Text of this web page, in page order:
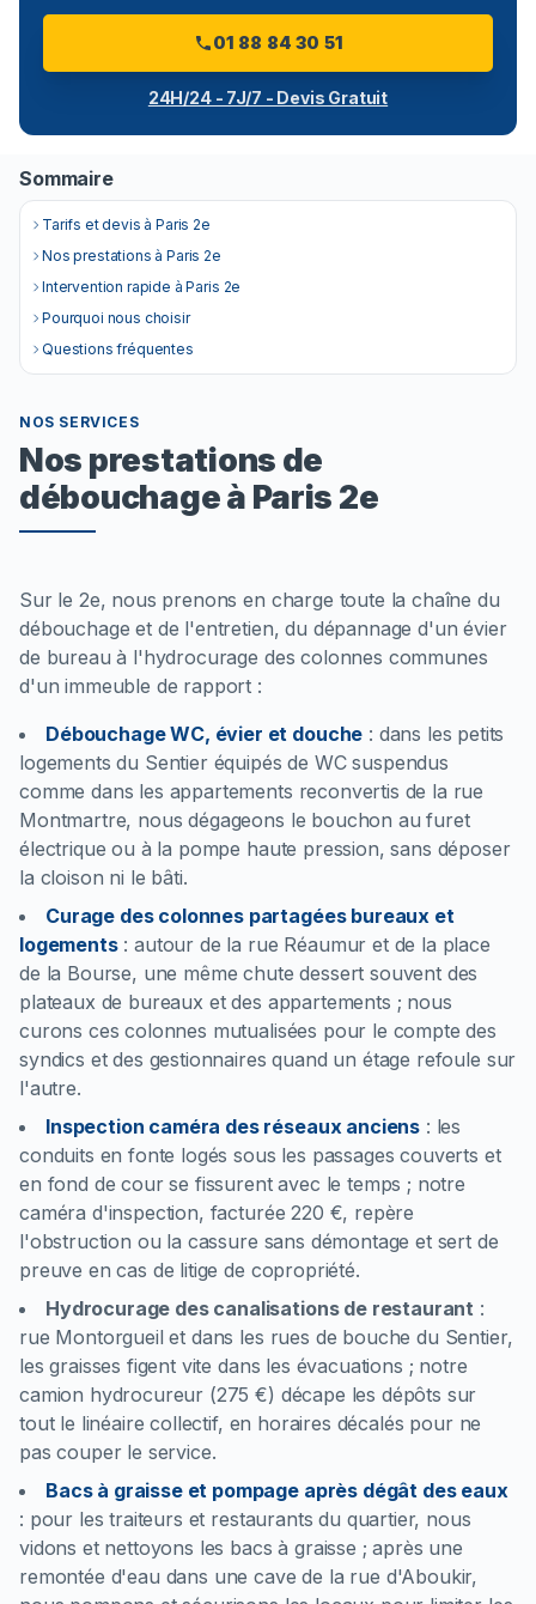
01 88 84 30 51
24H/24 - 7J/7 - Devis Gratuit
Sommaire
Tarifs et devis à Paris 2e
Nos prestations à Paris 2e
Intervention rapide à Paris 2e
Pourquoi nous choisir
Questions fréquentes
NOS SERVICES
Nos prestations de
débouchage à Paris 2e
Sur le 2e, nous prenons en charge toute la chaîne du
débouchage et de l'entretien, du dépannage d'un évier
de bureau à l'hydrocurage des colonnes communes
d'un immeuble de rapport :
Débouchage WC, évier et douche : dans les petits
logements du Sentier équipés de WC suspendus
comme dans les appartements reconvertis de la rue
Montmartre, nous dégageons le bouchon au furet
électrique ou à la pompe haute pression, sans déposer
la cloison ni le bâti.
Curage des colonnes partagées bureaux et
logements:autour de la rue Réaumur et de la place
de la Bourse, une même chute dessert souvent des
plateaux de bureaux et des appartements ; nous
curons ces colonnes mutualisées pour le compte des
syndics et des gestionnaires quand un étage refoule sur
l'autre.
Inspection caméra des réseaux anciens : les
conduits en fonte logés sous les passages couverts et
en fond de cour se fissurent avec le temps ; notre
caméra d'inspection, facturée 220 €, repère
l'obstruction ou la cassure sans démontage et sert de
preuve en cas de litige de copropriété.
Hydrocurage des canalisations de restaurant :
rue Montorgueil et dans les rues de bouche du Sentier,
les graisses figent vite dans les évacuations ; notre
camion hydrocureur (275 €) décape les dépôts sur
tout le linéaire collectif, en horaires décalés pour ne
pas couper le service.
Bacs à graisse et pompage après dégât des eaux
: pour les traiteurs et restaurants du quartier, nous
vidons et nettoyons les bacs à graisse ; après une
remontée d'eau dans une cave de la rue d'Aboukir,